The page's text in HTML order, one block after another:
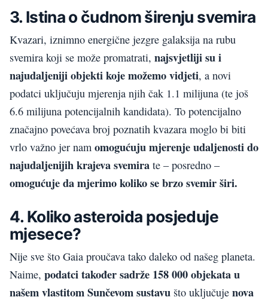
3. Istina o čudnom širenju svemira
Kvazari, iznimno energične jezgre galaksija na rubu
svemira koji se može promatrati, najsvjetliji su i
najudaljeniji objekti koje možemo vidjeti, a novi
podatci uključuju mjerenja njih čak 1.1 milijuna (te još
6.6 milijuna potencijalnih kandidata). To potencijalno
značajno povećava broj poznatih kvazara moglo bi biti
vrlo važno jer nam omogućuju mjerenje udaljenosti do
najudaljenijih krajeva svemira te – posredno –
omogućuje da mjerimo koliko se brzo svemir širi.
4. Koliko asteroida posjeduje
mjesece?
Nije sve što Gaia proučava tako daleko od našeg planeta.
Naime, podatci također sadrže 158 000 objekata u
našem vlastitom Sunčevom sustavu što uključuje nova